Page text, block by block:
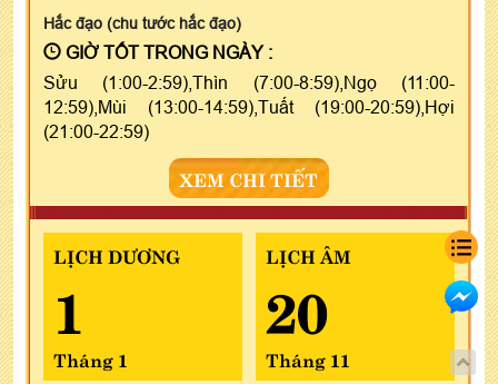
Hắc đạo (chu tước hắc đạo)
GIỜ TỐT TRONG NGÀY :
Sửu (1:00-2:59),Thìn (7:00-8:59),Ngọ (11:00-
12:59),Mùi (13:00-14:59),Tuất (19:00-20:59),Hợi
(21:00-22:59)
XEM CHI TIẾT
LỊCH DƯƠNG
1
Tháng 1
LỊCH ÂM
20
Tháng 11